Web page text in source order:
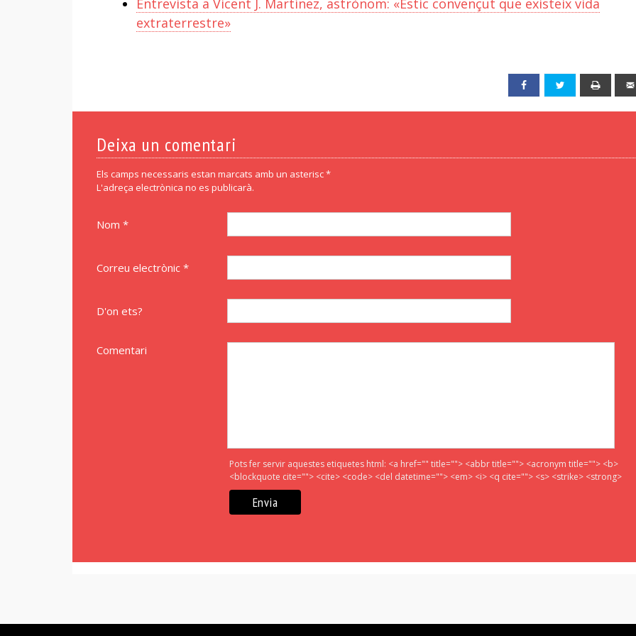
Entrevista a Vicent J. Martínez, astrònom: «Estic convençut que existeix vida
extraterrestre»
Facebook Twitter
Deixa un comentari
Els camps necessaris estan marcats amb un asterisc *
L'adreça electrònica no es publicarà.
Nom *
Correu electrònic *
D'on ets?
Comentari
Pots fer servir aquestes etiquetes html: <a href="" title=""> <abbr title=""> <acronym title=""> <b>
<blockquote cite=""> <cite> <code> <del datetime=""> <em> <i> <q cite=""> <s> <strike> <strong>